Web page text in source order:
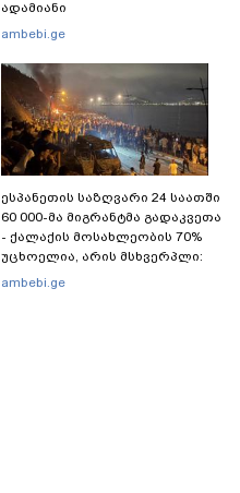
ადამიანი
ambebi.ge
ესპანეთის საზღვარი 24 საათში
60 000-მა მიგრანტმა გადაკვეთა
- ქალაქის მოსახლეობის 70%
უცხოელია, არის მსხვერპლი:
ბოლო ცნობები სეუტადან,
ambebi.ge